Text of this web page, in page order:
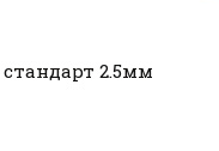
стандарт 2.5мм